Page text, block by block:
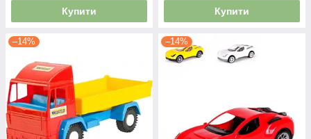
Купити Купити
–14% –14%